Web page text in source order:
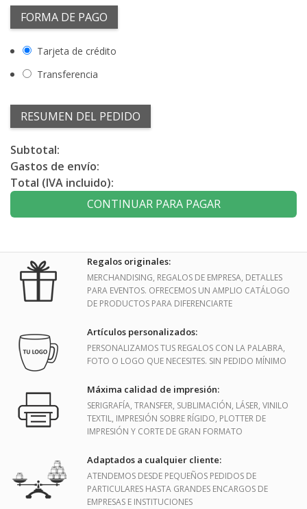
FORMA DE PAGO
Tarjeta de crédito
Transferencia
RESUMEN DEL PEDIDO
Subtotal:
Gastos de envío:
Total (IVA incluido):
CONTINUAR PARA PAGAR
Regalos originales:
MERCHANDISING, REGALOS DE EMPRESA, DETALLES
PARA EVENTOS. OFRECEMOS UN AMPLIO CATÁLOGO
DE PRODUCTOS PARA DIFERENCIARTE
Artículos personalizados:
PERSONALIZAMOS TUS REGALOS CON LA PALABRA,
FOTO O LOGO QUE NECESITES. SIN PEDIDO MÍNIMO
Máxima calidad de impresión:
SERIGRAFÍA, TRANSFER, SUBLIMACIÓN, LÁSER, VINILO
TEXTIL, IMPRESIÓN SOBRE RÍGIDO, PLOTTER DE
IMPRESIÓN Y CORTE DE GRAN FORMATO
Adaptados a cualquier cliente:
ATENDEMOS DESDE PEQUEÑOS PEDIDOS DE
PARTICULARES HASTA GRANDES ENCARGOS DE
EMPRESAS E INSTITUCIONES